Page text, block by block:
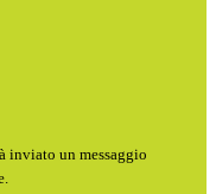
inviato un messaggio